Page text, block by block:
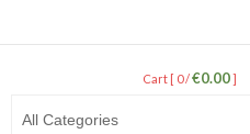
Cart [ 0 /€0.00]